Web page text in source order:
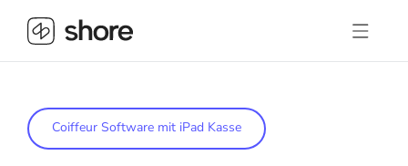
Coiffeur Software mit iPad Kasse